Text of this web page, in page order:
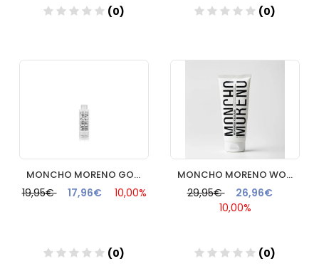
(0) (0)
MONCHO MORENO GORGEOUS HAIR 100ML
19,95€ 17,96€ 10,00%
(0)
MONCHO MORENO WONDER CREAM 200ML
29,95€
26,96€
10,00%
(0)